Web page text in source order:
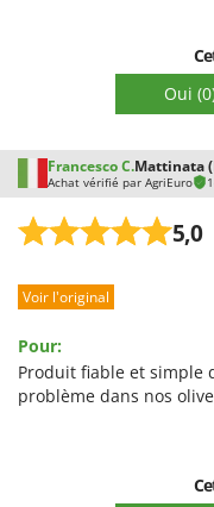
Oui
Francesco C.Mattinata
Achat vérifié par AgriEuro
5,0
Voir l'original
Pour:
Produit fiable et simple
problème dans nos